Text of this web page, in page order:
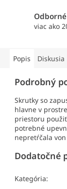
viac ako
Popis Diskusia
Podrobný
Skrutky so
hlavne v
priestoru
potrebné
nepretŕčala
Dodatočné
Kategória: